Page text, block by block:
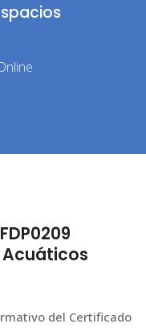
Acuáticos
del Certificado